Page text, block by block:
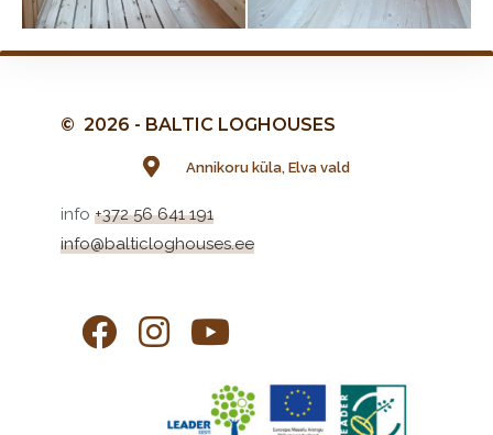
© 2026 - BALTIC LOGHOUSES
Annikoru küla, Elva vald
info +372 56 641 191
info@balticloghouses.ee